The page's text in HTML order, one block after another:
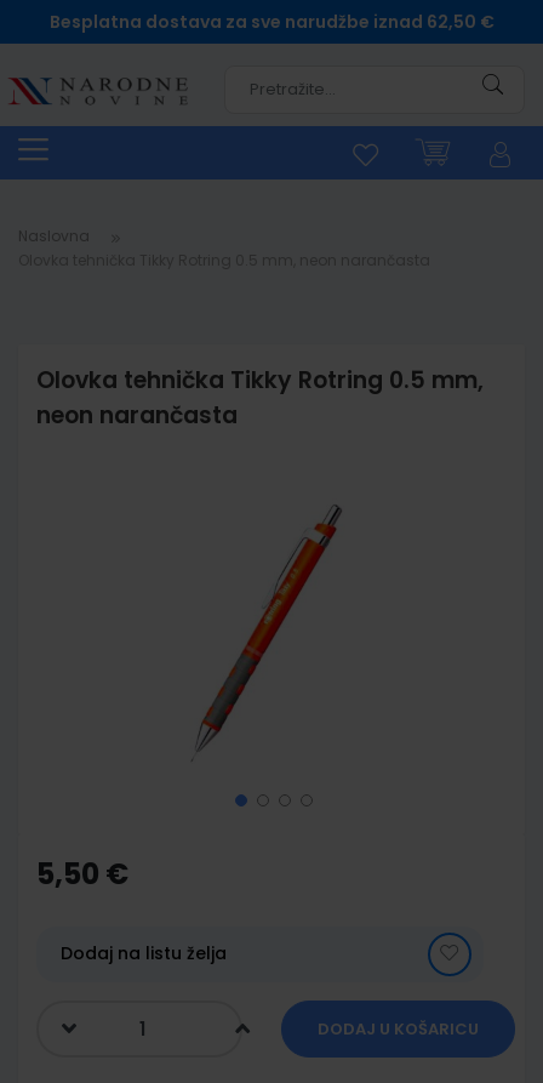
Besplatna dostava za sve narudžbe iznad 62,50 €
Naslovna
Olovka tehnička Tikky Rotring 0.5 mm,
neon narančasta
the
beginning
gallery
5,50 €
Dodaj na listu želja
DODAJ U KOŠARICU